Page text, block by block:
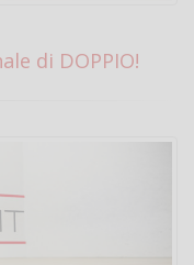
di DOPPIO!